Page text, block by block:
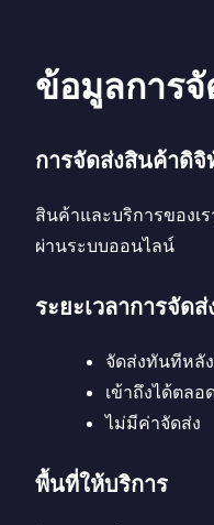
ข้อมูลการจั
การจัดส่งสินค้าดิจิ
สินค้าและบริการของ
ผ่านระบบออนไลน์
ระยะเวลาการจัดส่
จัดส่งทันทีหลัง
เข้าถึงได้ตล
ไม่มีค่าจัดส่ง
พื้นที่ให้บริการ